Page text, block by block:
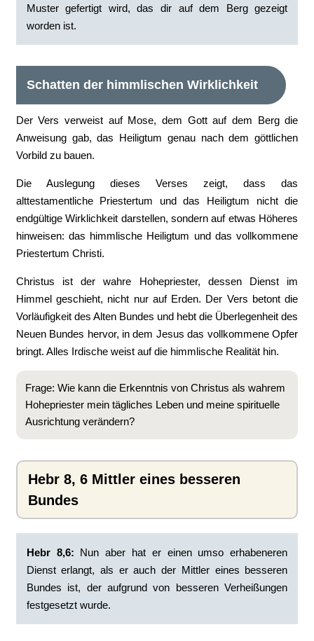
Muster gefertigt wird, das dir auf dem Berg gezeigt
worden ist.
Schatten der himmlischen Wirklichkeit
Der Vers verweist auf Mose, dem Gott auf dem Berg die
Anweisung gab, das Heiligtum genau nach dem göttlichen
Vorbild zu bauen.
Die Auslegung dieses Verses zeigt, dass das
alttestamentliche Priestertum und das Heiligtum nicht die
endgültige Wirklichkeit darstellen, sondern auf etwas Höheres
hinweisen: das himmlische Heiligtum und das vollkommene
Priestertum Christi.
Christus ist der wahre Hohepriester, dessen Dienst im
Himmel geschieht, nicht nur auf Erden. Der Vers betont die
Vorläufigkeit des Alten Bundes und hebt die Überlegenheit des
Neuen Bundes hervor, in dem Jesus das vollkommene Opfer
bringt. Alles Irdische weist auf die himmlische Realität hin.
Frage: Wie kann die Erkenntnis von Christus als wahrem
Hohepriester mein tägliches Leben und meine spirituelle
Ausrichtung verändern?
Hebr 8, 6 Mittler eines besseren
Bundes
Hebr 8,6: Nun aber hat er einen umso erhabeneren
Dienst erlangt, als er auch der Mittler eines besseren
Bundes ist, der aufgrund von besseren Verheißungen
festgesetzt wurde.